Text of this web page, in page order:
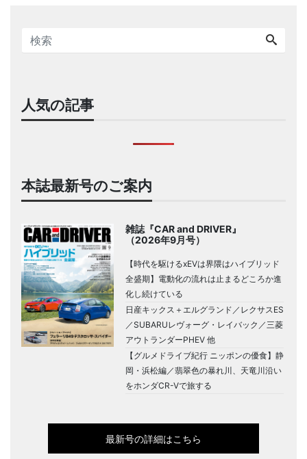
人気の記事
本誌最新号のご案内
雑誌『CAR and DRIVER』
（2026年9月号）
【時代を駆けるxEVは界隈はハイブリッド
全盛期】電動化の流れは止まるどころか進
化し続けている
日産キックス＋エルグランド／レクサスES
／SUBARUレヴォーグ・レイバック／三菱
アウトランダーPHEV 他
【グルメドライブ紀行 ニッポンの優食】静
岡・浜松編／翡翠色の暴れ川、天竜川沿い
をホンダCR-Vで旅する
最新号の詳細はこちら